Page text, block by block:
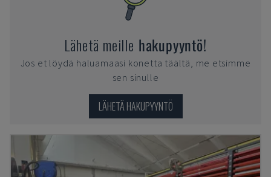
Lähetä meille hakupyyntö!
Jos et löydä haluamaasi konetta täältä, me etsimme
sen sinulle
LÄHETÄ HAKUPYYNTÖ